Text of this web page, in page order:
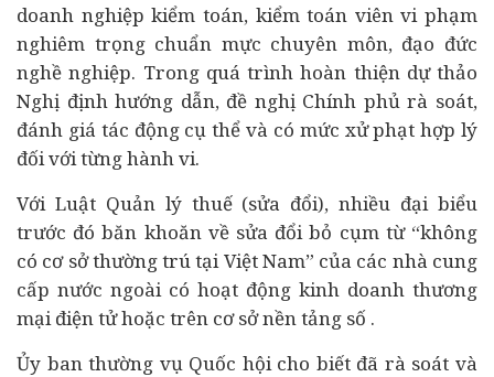
doanh nghiệp kiểm toán, kiểm toán viên vi phạm
nghiêm trọng chuẩn mực chuyên môn, đạo đức
nghề nghiệp. Trong quá trình hoàn thiện dự thảo
Nghị định hướng dẫn, đề nghị Chính phủ rà soát,
đánh giá tác động cụ thể và có mức xử phạt hợp lý
đối với từng hành vi.
Với Luật Quản lý thuế (sửa đổi), nhiều đại biểu
trước đó băn khoăn về sửa đổi bỏ cụm từ “không
có cơ sở thường trú tại Việt Nam” của các nhà cung
cấp nước ngoài có hoạt động kinh doanh thương
mại điện tử hoặc trên cơ sở nền tảng số .
Ủy ban thường vụ Quốc hội cho biết đã rà soát và